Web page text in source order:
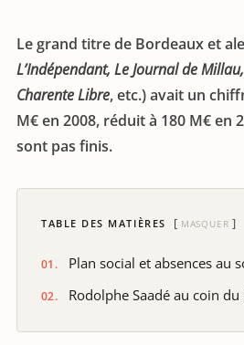
Le grand titre de Bordeaux et
L’Indépendant, Le Journal de
Charente Libre, etc.) avait un
M€ en 2008, réduit à 180 M€ en
sont pas finis.
TABLE DES MATIÈRES MASQUER
Plan social et absences au
Rodolphe Saadé au coin du